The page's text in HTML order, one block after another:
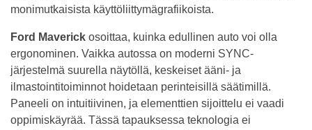
monimutkaisista käyttöliittymägrafiikoista.
Ford Maverick osoittaa, kuinka edullinen auto voi olla
ergonominen. Vaikka autossa on moderni SYNC-
järjestelmä suurella näytöllä, keskeiset ääni- ja
ilmastointitoiminnot hoidetaan perinteisillä säätimillä.
Paneeli on intuitiivinen, ja elementtien sijoittelu ei vaadi
oppimiskäyrää. Tässä tapauksessa teknologia ei